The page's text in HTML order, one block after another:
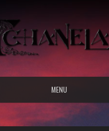
MENU